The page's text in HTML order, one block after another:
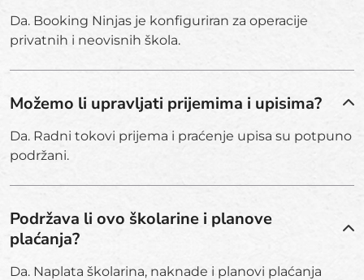
Da. Booking Ninjas je konfiguriran za operacije
privatnih i neovisnih škola.
Možemo li upravljati prijemima i upisima?
Da. Radni tokovi prijema i praćenje upisa su potpuno
podržani.
Podržava li ovo školarine i planove
plaćanja?
Da. Naplata školarina, naknade i planovi plaćanja